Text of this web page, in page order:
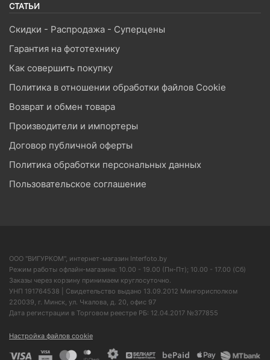
СТАТЬИ
Скидки - Распродажа - Суперцены
Гарантия на фототехнику
Как совершить покупку
Политика в отношении обработки файлов Cookie
Возврат и обмен товара
Производители и импортеры
Договор публичной оферты
Политика обработки персональных данных
Пользовательское соглашение
ООО "ВИГУРКОМ", интернет-магазин Interfoto.by
Режим работы офлайн-магазина: 10.00 - 19.00 (Пн-Пт); 10.00 - 17.00 (Сб)
Заказы через корзину принимаем круглосуточно.
УНП 191764538 | Свидетельство выдано 13.09.2012 Мингорисполком
220039, г. Минск, ул. Чкалова, д. 20, офис 97
Дата регистрации в Торговом реестре РБ: 12.04.2017 №377855
Настройка файлов cookie